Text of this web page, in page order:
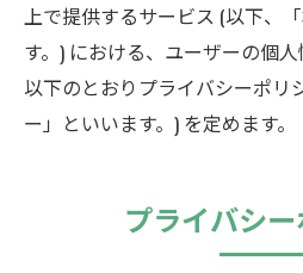
上で提供するサービス (以下、
す。) における、ユーザーの個人
以下のとおりプライバシーポリ
ー」といいます。) を定めます。
プライバシ